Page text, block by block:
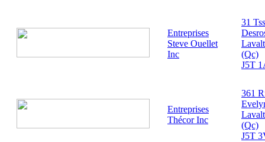
Entreprises
Steve Ouellet
Inc
31
(Qc)
J5T
Entreprises
Thécor Inc
361
(Qc)
J5T